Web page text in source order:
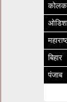
बिहार
पंजाब